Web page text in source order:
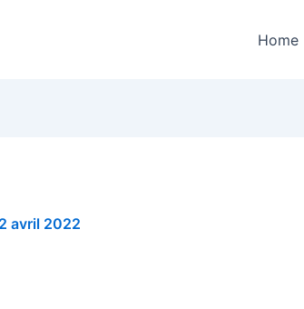
Home
avril 2022